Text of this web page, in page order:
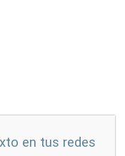
en tus redes